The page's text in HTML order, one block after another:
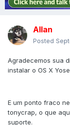
Allan
Posted
Agradecemos sua
instalar o OS X
E um ponto fraco
tonycrap, o que
suporte.